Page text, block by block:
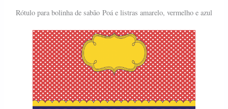
Rótulo para bolinha de sabão Poá e listras amarelo, vermelho e azul